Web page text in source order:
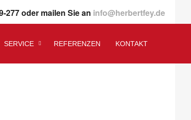
277 oder mailen Sie an info@herbertfey.de
SERVICE REFERENZEN KONTAKT